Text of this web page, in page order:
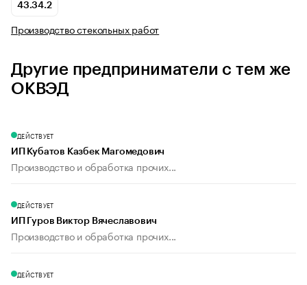
43.34.2
Производство стекольных работ
Другие предприниматели с тем же
ОКВЭД
ДЕЙСТВУЕТ
ИП Кубатов Казбек Магомедович
Производство и обработка прочих...
ДЕЙСТВУЕТ
ИП Гуров Виктор Вячеславович
Производство и обработка прочих...
ДЕЙСТВУЕТ